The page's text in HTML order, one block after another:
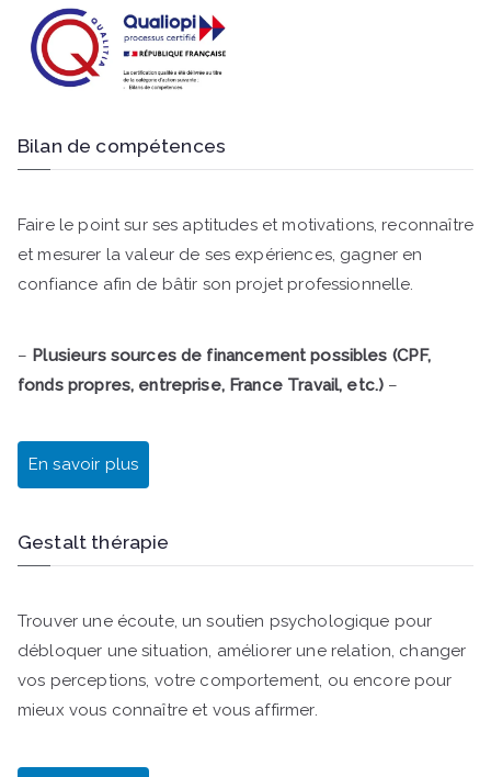
Bilan de compétences
Faire le point sur ses aptitudes et motivations, reconnaître
et mesurer la valeur de ses expériences, gagner en
confiance afin de bâtir son projet professionnelle.
– Plusieurs sources de financement possibles (CPF,
fonds propres, entreprise, France Travail, etc.) –
En savoir plus
Gestalt thérapie
Trouver une écoute, un soutien psychologique pour
débloquer une situation, améliorer une relation, changer
vos perceptions, votre comportement, ou encore pour
mieux vous connaître et vous affirmer.